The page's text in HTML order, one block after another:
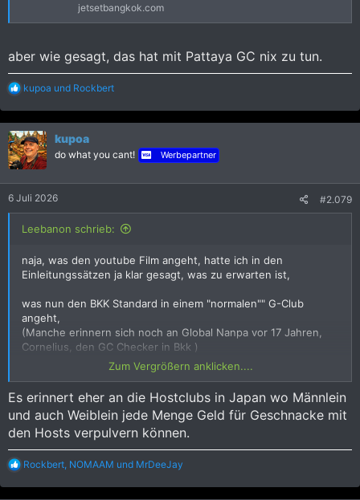
jetsetbangkok.com
aber wie gesagt, das hat mit Pattaya GC nix zu tun.
R
a
k
t
i
o
n
:
kupoa und Rockbert
kupoa
do what you cant! Werbepartner
6 Juli 2026 #2.079
Leebanon schrieb:
naja, was den youtube Film angeht, hatte ich in den
Einleitungssätzen ja klar gesagt, was zu erwarten ist,
was nun den BKK Standard in einem "normalen"" G-Club
angeht,
(Manche erinnern sich noch an Global Nanpa vor 17 Jahren,
Cornelius, den GC Checker in Bkk )
hier eine heutige Zusammenstellung,
ein günstiger Bkk GC 14 EUR für die ersten 40 Minuten
Pallabern)
Gentlemen Clubs in Bangkok – How G Clubs Work, Prices & Rules
Learn how Gentlemen Clubs in Bangkok work.
Understand liquor packages, hostess rules,
membership, prices, VIP rooms, and booking systems
before you go.
Zum Vergrößern anklicken....
Es erinnert eher an die Hostclubs in Japan wo Männlein
und auch Weiblein jede Menge Geld für Geschnacke mit
den Hosts verpulvern können.
R
a
Rockbert, NOMAAM und MrDeeJay